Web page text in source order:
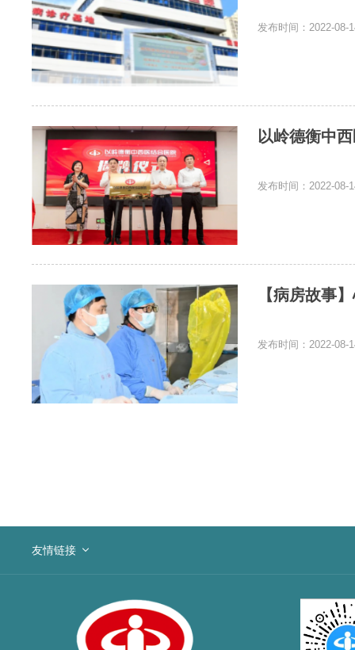
发布时间：2022-08-
以岭德衡中
发布时间：2022-08-
【病房故事
发布时间：2022-08-
友情链接